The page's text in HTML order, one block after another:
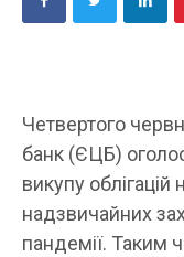
Четвертого
банк (ЄЦБ)
викупу
надзвичайних
пандемії. Таким